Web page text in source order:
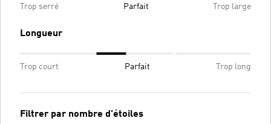
Trop serré Parfait Trop large
Longueur
Trop court Parfait Trop long
Filtrer par nombre d'étoiles